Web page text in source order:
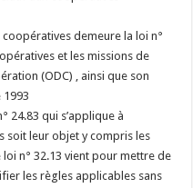
demeure la loi n°
et les missions de
(ODC) , ainsi que son
24.83 qui s’applique à
soit leur objet y compris les
n° 32.13 vient pour mettre de
les règles applicables sans